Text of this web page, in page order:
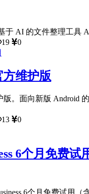
于 AI 的文件整理工具
19
0
维护版
。面向新版 Android
13
0
6个月免费试